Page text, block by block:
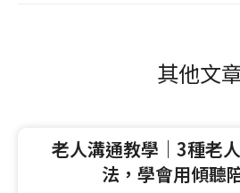
其他文
老人溝通教學｜3種老
法，學會用傾聽